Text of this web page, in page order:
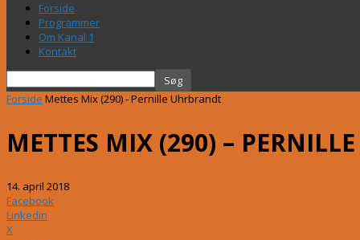
Forside
Programmer
Om Kanal 1
Kontakt
Forside Mettes Mix (290) - Pernille Uhrbrandt
METTES MIX (290) –
14. april 2018
Facebook
Linkedin
X